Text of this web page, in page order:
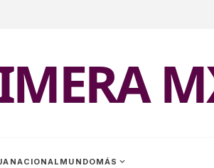
NACIONAL MUNDOMÁS expand_more